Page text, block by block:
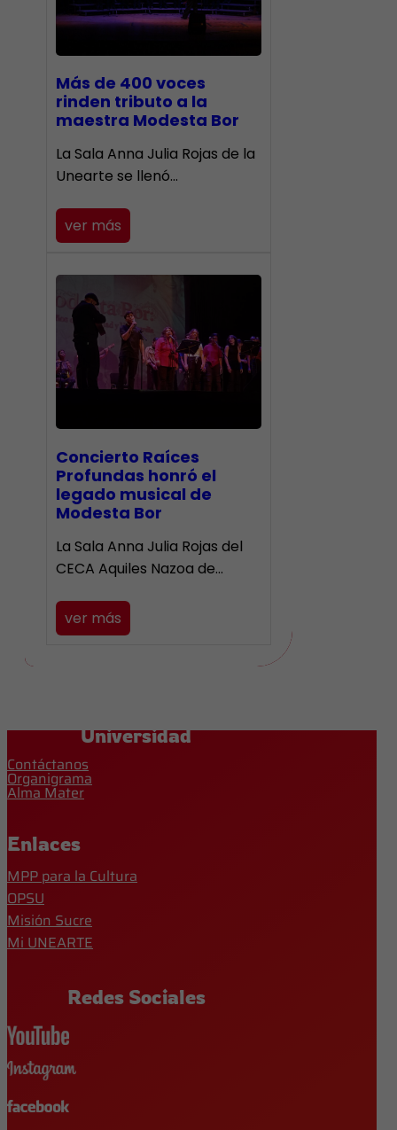
Más de 400 voces
rinden tributo a la
maestra Modesta Bor
​La Sala Anna Julia Rojas de la
Unearte se llenó…
ver más
​Concierto Raíces
Profundas honró el
legado musical de
Modesta Bor
La Sala Anna Julia Rojas del
CECA Aquiles Nazoa de…
ver más
Universidad
Contáctanos
Organigrama
Alma Mater
Enlaces
MPP para la Cultura
OPSU
Misión Sucre
Mi UNEARTE
Redes Sociales